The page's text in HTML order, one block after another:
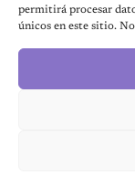
permitirá procesar
únicos en este sitio.